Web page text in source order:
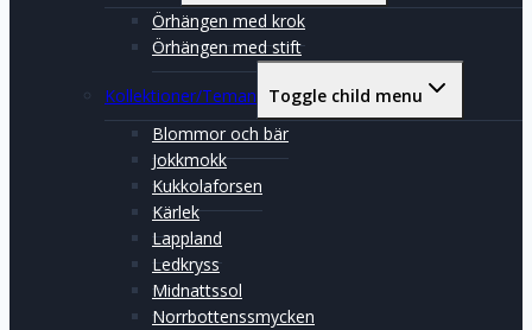
Örhängen med krok
Örhängen med stift
Kollektioner/Teman
Toggle child menu
Blommor och bär
Jokkmokk
Kukkolaforsen
Kärlek
Lappland
Ledkryss
Midnattssol
Norrbottenssmycken